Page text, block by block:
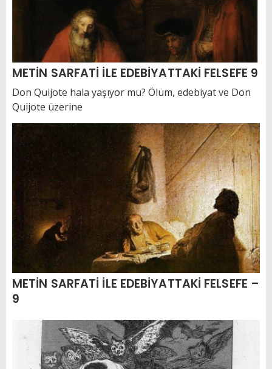
METİN SARFATİ İLE EDEBİYATTAKİ FELSEFE 9
Don Quijote hala yaşıyor mu? Ölüm, edebiyat ve Don
Quijote üzerine
METİN SARFATİ İLE EDEBİYATTAKİ FELSEFE –
9